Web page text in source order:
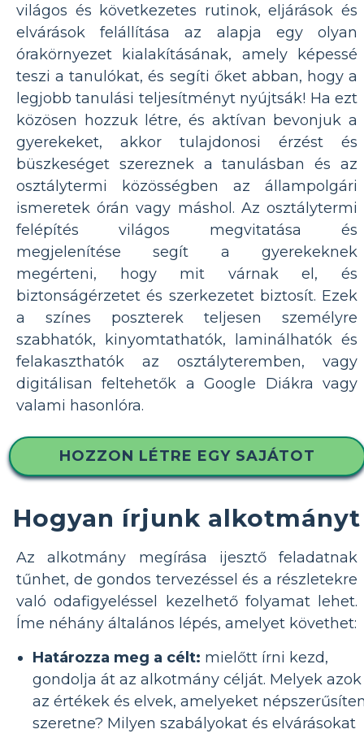
világos és következetes rutinok, eljárások és
elvárások felállítása az alapja egy olyan
órakörnyezet kialakításának, amely képessé
teszi a tanulókat, és segíti őket abban, hogy a
legjobb tanulási teljesítményt nyújtsák! Ha ezt
közösen hozzuk létre, és aktívan bevonjuk a
gyerekeket, akkor tulajdonosi érzést és
büszkeséget szereznek a tanulásban és az
osztálytermi közösségben az állampolgári
ismeretek órán vagy máshol. Az osztálytermi
felépítés világos megvitatása és
megjelenítése segít a gyerekeknek
megérteni, hogy mit várnak el, és
biztonságérzetet és szerkezetet biztosít. Ezek
a színes poszterek teljesen személyre
szabhatók, kinyomtathatók, laminálhatók és
felakaszthatók az osztályteremben, vagy
digitálisan feltehetők a Google Diákra vagy
valami hasonlóra.
HOZZON LÉTRE EGY SAJÁTOT
Hogyan írjunk alkotmányt
Az alkotmány megírása ijesztő feladatnak
tűnhet, de gondos tervezéssel és a részletekre
való odafigyeléssel kezelhető folyamat lehet.
Íme néhány általános lépés, amelyet követhet:
Határozza meg a célt: mielőtt írni kezd,
gondolja át az alkotmány célját. Melyek azok
az értékek és elvek, amelyeket
szeretne? Milyen szabályokat és elvárásokat